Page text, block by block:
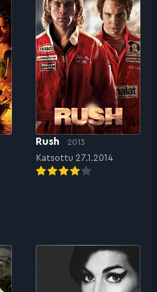
Rush 2013
Katsottu 27.1.2014